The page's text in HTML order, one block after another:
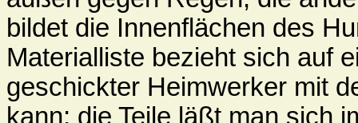
bildet die Innenflächen des
Materialliste bezieht sich auf
geschickter Heimwerker mit
kann; die Teile läßt man sich